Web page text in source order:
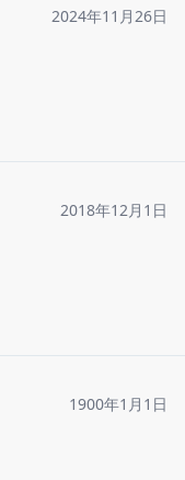
2024年11月26日
2018年12月1日
1900年1月1日